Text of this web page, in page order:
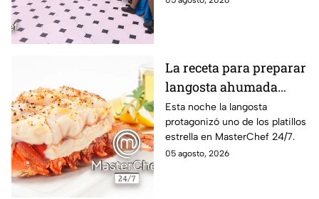
La receta para preparar
langosta ahumada
como en MasterChef
24/7
Esta noche la langosta
protagonizó uno de los platillos
estrella en MasterChef 24/7.
05 agosto, 2026